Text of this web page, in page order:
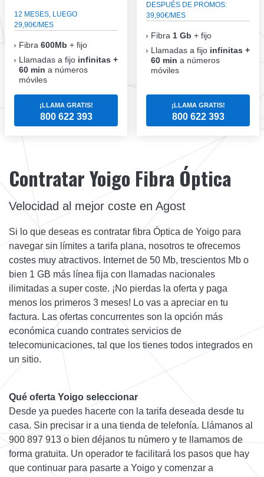
12 MESES, LUEGO
29,90€/MES
Fibra 600Mb + fijo
Llamadas a fijo infinitas +
60 min a números
móviles
¡LLAMA GRATIS!
800 622 393
DESPUÉS DE PROMOS:
39,90€/MES
Fibra 1 Gb + fijo
Llamadas a fijo infinitas +
60 min a números
móviles
¡LLAMA GRATIS!
800 622 393
Contratar Yoigo Fibra Óptica
Velocidad al mejor coste en Agost
Si lo que deseas es contratar fibra Óptica de Yoigo para
navegar sin límites a tarifa plana, nosotros te ofrecemos
costes muy atractivos. Internet de 50 Mb, trescientos Mb o
bien 1 GB más línea fija con llamadas nacionales
ilimitadas a super coste. ¡No pierdas la oferta y paga
menos los primeros 3 meses! Lo vas a apreciar en tu
factura. Las ofertas concurrentes son la opción más
económica cuando contrates servicios de
telecomunicaciones, tal que los tienes todos integrados en
un sitio.
Qué oferta Yoigo seleccionar
Desde ya puedes hacerte con la tarifa deseada desde tu
casa. Sin precisar ir a una tienda de telefonía. Llámanos al
900 897 913 o bien déjanos tu número y te llamamos de
forma gratuita. Un operador te facilitará los pasos que hay
que continuar para pasarte a Yoigo y comenzar a